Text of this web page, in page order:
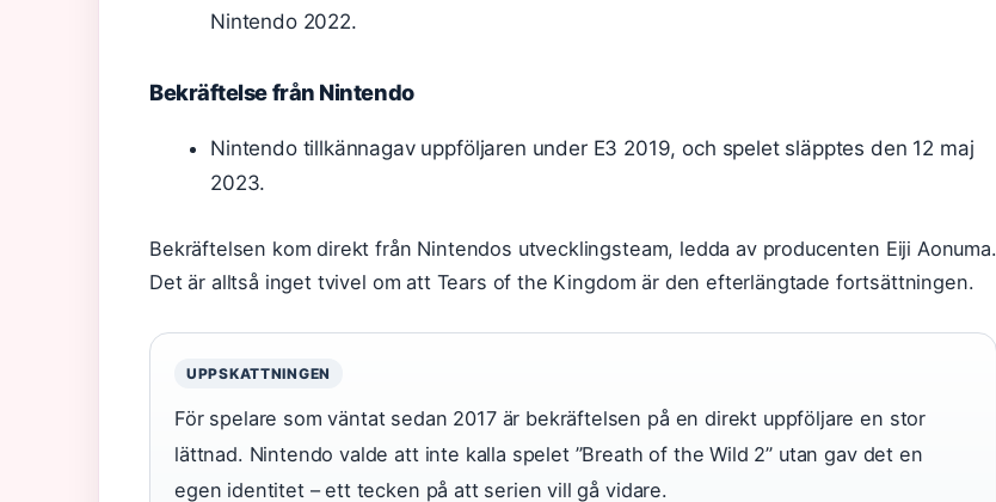
Nintendo 2022.
Bekräftelse från Nintendo
Nintendo tillkännagav uppföljaren under E3 2019, och spelet släpptes den 12 maj
2023.
Bekräftelsen kom direkt från Nintendos utvecklingsteam, ledda av producenten Eiji Aonuma.
Det är alltså inget tvivel om att Tears of the Kingdom är den efterlängtade fortsättningen.
UPPSKATTNINGEN
För spelare som väntat sedan 2017 är bekräftelsen på en direkt uppföljare en stor
lättnad. Nintendo valde att inte kalla spelet ”Breath of the Wild 2” utan gav det en
egen identitet – ett tecken på att serien vill gå vidare.